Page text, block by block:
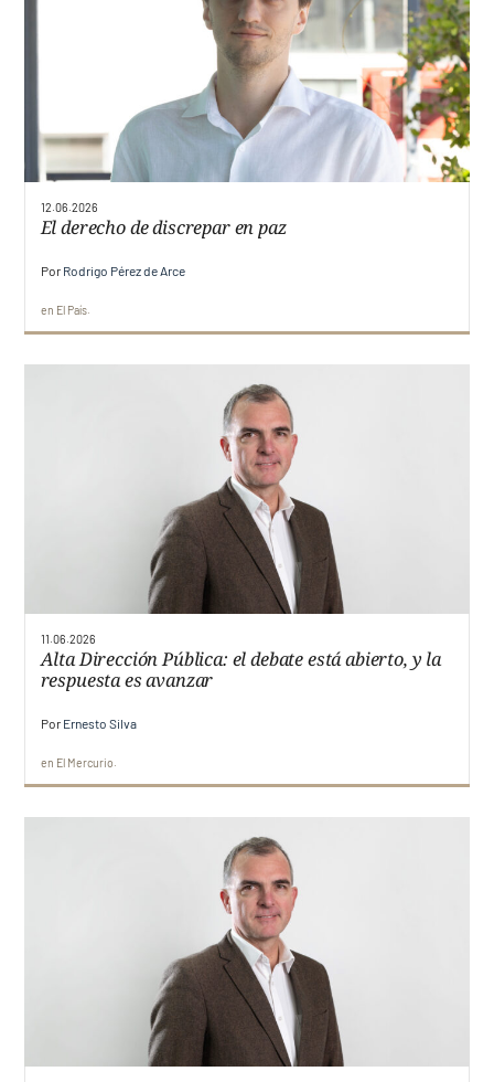
12.06.2026
El derecho de discrepar en paz
Por Rodrigo Pérez de Arce
en El País
11.06.2026
Alta Dirección Pública: el debate está abierto, y la
respuesta es avanzar
Por Ernesto Silva
en El Mercurio